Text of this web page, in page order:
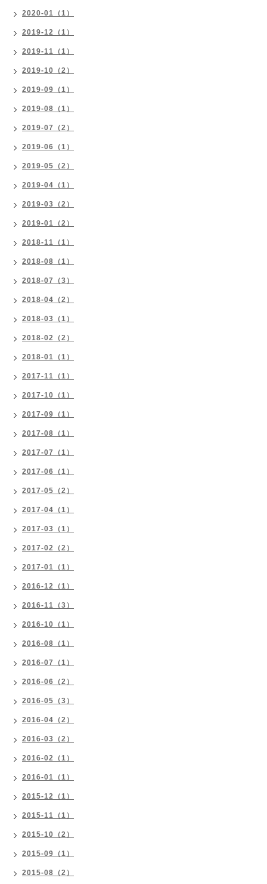
2020-01（1）
2019-12（1）
2019-11（1）
2019-10（2）
2019-09（1）
2019-08（1）
2019-07（2）
2019-06（1）
2019-05（2）
2019-04（1）
2019-03（2）
2019-01（2）
2018-11（1）
2018-08（1）
2018-07（3）
2018-04（2）
2018-03（1）
2018-02（2）
2018-01（1）
2017-11（1）
2017-10（1）
2017-09（1）
2017-08（1）
2017-07（1）
2017-06（1）
2017-05（2）
2017-04（1）
2017-03（1）
2017-02（2）
2017-01（1）
2016-12（1）
2016-11（3）
2016-10（1）
2016-08（1）
2016-07（1）
2016-06（2）
2016-05（3）
2016-04（2）
2016-03（2）
2016-02（1）
2016-01（1）
2015-12（1）
2015-11（1）
2015-10（2）
2015-09（1）
2015-08（2）